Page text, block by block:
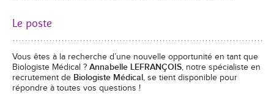
Le poste
Vous êtes à la recherche d’une nouvelle opportunité en tant que
Biologiste Médical ? Annabelle LEFRANÇOIS, notre spécialiste en
recrutement de Biologiste Médical , se tient disponible pour
répondre à toutes vos questions !